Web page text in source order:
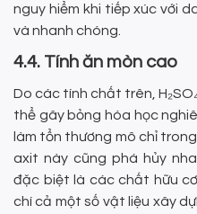
nguy hiểm khi tiếp xúc với
và nhanh chóng.
4.4. Tính ăn mòn cao
Do các tính chất trên,
thể gây bỏng hóa học
làm tổn thương mô chỉ
axit này cũng phá hủy
đặc biệt là các chất hữu
chí cả một số vật liệu xây